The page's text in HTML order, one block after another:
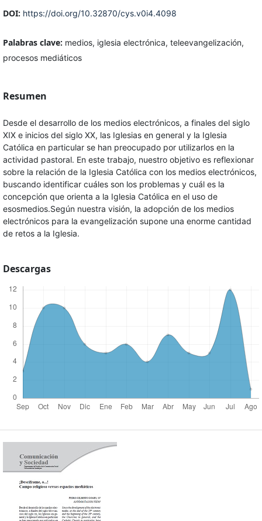
DOI: https://doi.org/10.32870/cys.v0i4.4098
Palabras clave: medios, iglesia electrónica, teleevangelización,
procesos mediáticos
Resumen
Desde el desarrollo de los medios electrónicos, a finales del siglo
XIX e inicios del siglo XX, las Iglesias en general y la Iglesia
Católica en particular se han preocupado por utilizarlos en la
actividad pastoral. En este trabajo, nuestro objetivo es reflexionar
sobre la relación de la Iglesia Católica con los medios electrónicos,
buscando identificar cuáles son los problemas y cuál es la
concepción que orienta a la Iglesia Católica en el uso de
esosmedios.Según nuestra visión, la adopción de los medios
electrónicos para la evangelización supone una enorme cantidad
de retos a la Iglesia.
Descargas